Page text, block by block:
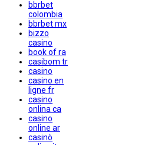
bbrbet
colombia
bbrbet mx
bizzo
casino
book of ra
casibom tr
casino
casino en
ligne fr
casino
onlina ca
casino
online ar
casinò